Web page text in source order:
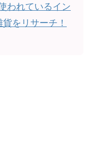
われているイン
をリサーチ！